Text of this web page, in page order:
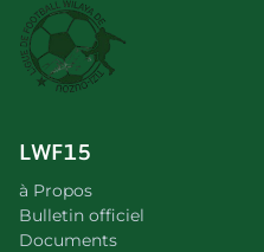
LWF15
à Propos
Bulletin officiel
Documents